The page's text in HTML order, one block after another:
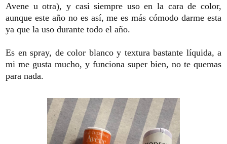
Avene u otra), y casi siempre uso en la cara de color,
aunque este año no es así, me es más cómodo darme esta
ya que la uso durante todo el año.
Es en spray, de color blanco y textura bastante líquida, a
mi me gusta mucho, y funciona super bien, no te quemas
para nada.